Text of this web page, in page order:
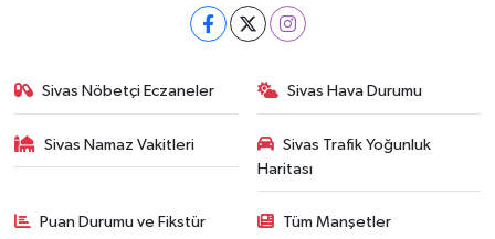
Sivas Nöbetçi Eczaneler Sivas Hava Durumu
Sivas Namaz Vakitleri
Sivas Trafik Yoğunluk
Haritası
Puan Durumu ve Fikstür Tüm Manşetler